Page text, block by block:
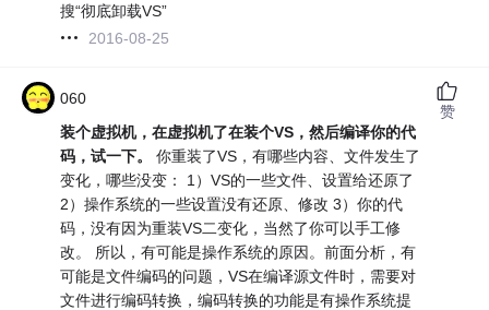
搜“彻底卸载VS”
2016-08-25
060
装个虚拟机，在虚拟机了在装个VS，然后编译你的代
码，试一下。你重装了VS，有哪些内容、文件发生了
变化，哪些没变： 1）VS的一些文件、设置给还原了
2）操作系统的一些设置没有还原、修改 3）你的代
码，没有因为重装VS二变化，当然了你可以手工修
改。 所以，有可能是操作系统的原因。前面分析，有
可能是文件编码的问题，VS在编译源文件时，需要对
文件进行编码转换，编码转换的功能是有操作系统提
赞